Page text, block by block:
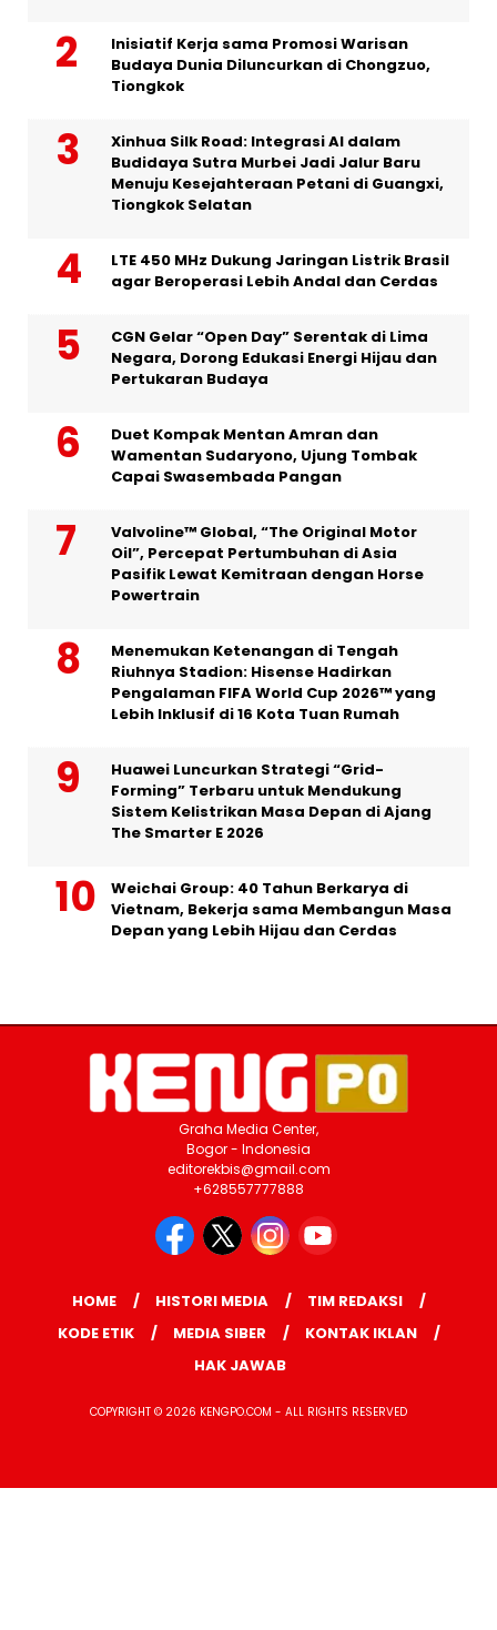
Inisiatif Kerja sama Promosi Warisan
Budaya Dunia Diluncurkan di Chongzuo,
Tiongkok
Xinhua Silk Road: Integrasi AI dalam
Budidaya Sutra Murbei Jadi Jalur Baru
Menuju Kesejahteraan Petani di Guangxi,
Tiongkok Selatan
LTE 450 MHz Dukung Jaringan Listrik Brasil
agar Beroperasi Lebih Andal dan Cerdas
CGN Gelar “Open Day” Serentak di Lima
Negara, Dorong Edukasi Energi Hijau dan
Pertukaran Budaya
Duet Kompak Mentan Amran dan
Wamentan Sudaryono, Ujung Tombak
Capai Swasembada Pangan
Valvoline™ Global, “The Original Motor
Oil”, Percepat Pertumbuhan di Asia
Pasifik Lewat Kemitraan dengan Horse
Powertrain
Menemukan Ketenangan di Tengah
Riuhnya Stadion: Hisense Hadirkan
Pengalaman FIFA World Cup 2026™ yang
Lebih Inklusif di 16 Kota Tuan Rumah
Huawei Luncurkan Strategi “Grid-
Forming” Terbaru untuk Mendukung
Sistem Kelistrikan Masa Depan di Ajang
The Smarter E 2026
Weichai Group: 40 Tahun Berkarya di
Vietnam, Bekerja sama Membangun Masa
Depan yang Lebih Hijau dan Cerdas
Graha Media Center,
Bogor - Indonesia
editorekbis@gmail.com
+628557777888
HOME HISTORI MEDIA
TIM REDAKSI
KODE ETIK
MEDIA SIBER
KONTAK IKLAN
HAK JAWAB
COPYRIGHT © 2026 KENGPO.COM - ALL RIGHTS RESERVED